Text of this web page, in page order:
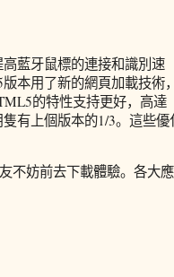
藍牙鼠標的連接和識別速
本用了新的網頁加載技術，
的特性支持更好，高達
有上個版本的1/3。這些優
不妨前去下載體驗。各大應